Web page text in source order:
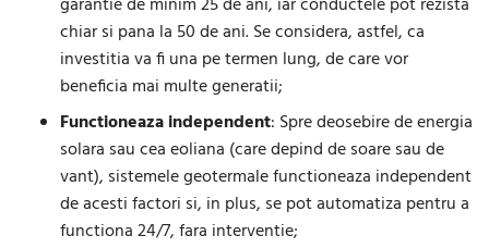
chiar si pana la 50 de ani. Se considera, astfel, ca
investitia va fi una pe termen lung, de care vor
beneficia mai multe generatii;
Functioneaza independent: Spre deosebire de energia
solara sau cea eoliana (care depind de soare sau de
vant), sistemele geotermale functioneaza independent
de acesti factori si, in plus, se pot automatiza pentru a
functiona 24/7, fara interventie;